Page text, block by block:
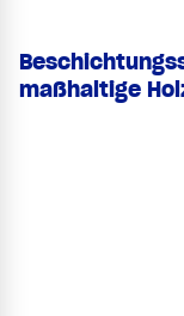
maßhaltige